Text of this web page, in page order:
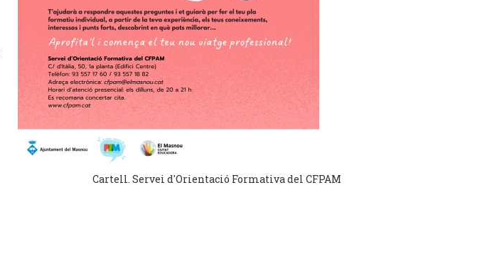
Cartell. Servei d'Orientació Formativa del CFPAM